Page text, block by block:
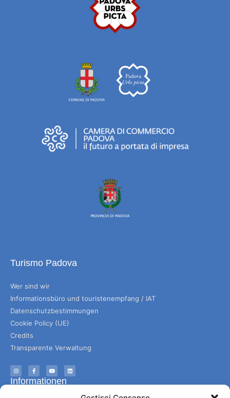
Turismo Padova
Wer sind wir
Informationsbüro und touristenempfang / IAT
Datenschutzbestimmungen
Cookie Policy (UE)
Credits
Transparente Verwaltung
Informationen